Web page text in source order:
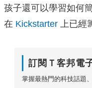
孩子還可以學習如何
在 Kickstarter 上已經
訂閱Ｔ客邦電
掌握最熱門的科技話題